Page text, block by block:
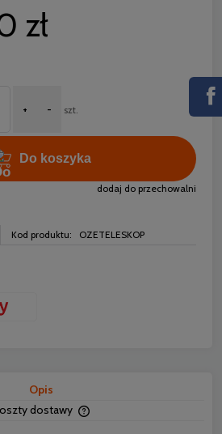
zł
+ - szt.
Do koszyka
dodaj do przechowalni
Kod produktu: OZETELESKOP
Opis
dostawy